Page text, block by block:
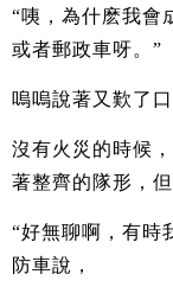
“咦，為什麽我會
或者郵政車呀。”
嗚嗚說著又歎了口
沒有火災的時候
著整齊的隊形，
“好無聊啊，有時
防車說，